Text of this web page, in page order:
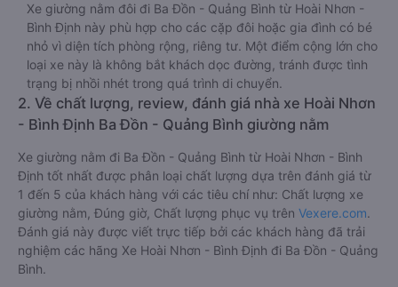
Xe giường nằm đôi đi Ba Đồn - Quảng Bình từ Hoài Nhơn -
Bình Định này phù hợp cho các cặp đôi hoặc gia đình có bé
nhỏ vì diện tích phòng rộng, riêng tư. Một điểm cộng lớn cho
loại xe này là không bắt khách dọc đường, tránh được tình
trạng bị nhồi nhét trong quá trình di chuyển.
2. Về chất lượng, review, đánh giá nhà xe Hoài Nhơn
- Bình Định Ba Đồn - Quảng Bình giường nằm
Xe giường nằm đi Ba Đồn - Quảng Bình từ Hoài Nhơn - Bình
Định tốt nhất được phân loại chất lượng dựa trên đánh giá từ
1 đến 5 của khách hàng với các tiêu chí như: Chất lượng xe
giường nằm, Đúng giờ, Chất lượng phục vụ trên Vexere.com.
Đánh giá này được viết trực tiếp bởi các khách hàng đã trải
nghiệm các hãng Xe Hoài Nhơn - Bình Định đi Ba Đồn - Quảng
Bình.